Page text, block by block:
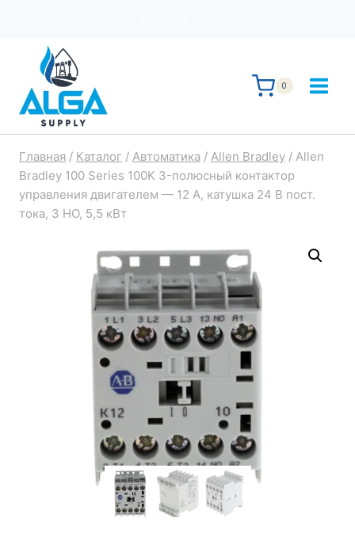
содержимому
0
Главная / Каталог / Автоматика / Allen Bradley / Allen
Bradley 100 Series 100K 3-полюсный контактор
управления двигателем — 12 А, катушка 24 В пост.
тока, 3 НО, 5,5 кВт